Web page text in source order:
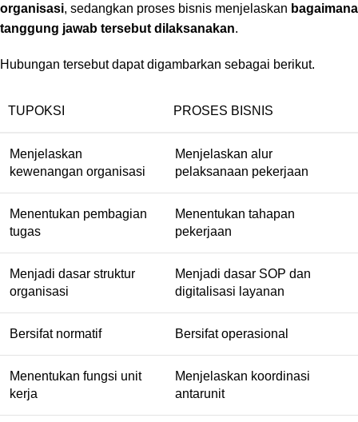
organisasi, sedangkan proses bisnis menjelaskan bagaimana
tanggung jawab tersebut dilaksanakan.
Hubungan tersebut dapat digambarkan sebagai berikut.
TUPOKSI PROSES BISNIS
Menjelaskan
kewenangan organisasi
Menjelaskan alur
pelaksanaan pekerjaan
Menentukan pembagian
tugas
Menentukan tahapan
pekerjaan
Menjadi dasar struktur
organisasi
Menjadi dasar SOP dan
digitalisasi layanan
Bersifat normatif Bersifat operasional
Menentukan fungsi unit
kerja
Menjelaskan koordinasi
antarunit